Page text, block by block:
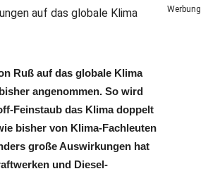
auf das globale Klima Werbung
Ruß auf das globale Klima
angenommen. So wird
Feinstaub das Klima doppelt
bisher von Klima-Fachleuten
große Auswirkungen hat
und Diesel-